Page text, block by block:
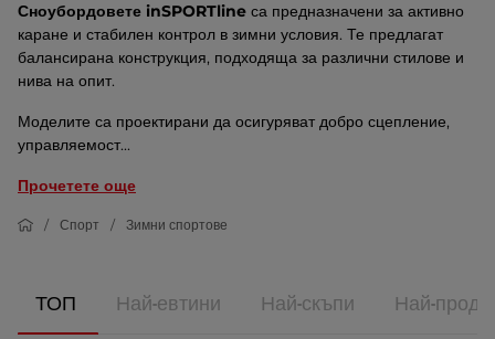
Сноубордовете inSPORTline са предназначени за активно
каране и стабилен контрол в зимни условия. Те предлагат
балансирана конструкция, подходяща за различни стилове и
нива на опит.
Моделите са проектирани да осигуряват добро сцепление,
управляемост...
Прочетете още
Спорт Зимни спортове
ТОП Най-евтини Най-скъпи Най-